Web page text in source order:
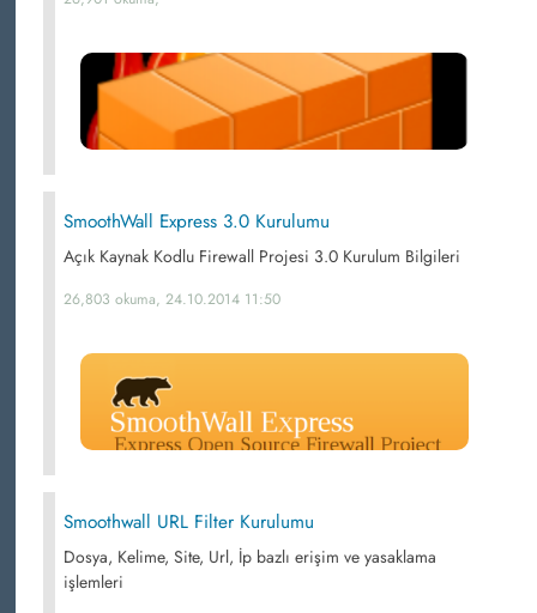
SmoothWall Express 3.0 Kurulumu
Açık Kaynak Kodlu Firewall Projesi 3.0 Kurulum Bilgileri
26,803 okuma, 24.10.2014 11:50
Smoothwall URL Filter Kurulumu
Dosya, Kelime, Site, Url, İp bazlı erişim ve yasaklama
işlemleri